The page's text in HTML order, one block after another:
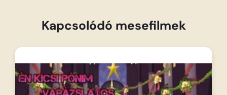
Bloom azonban…
Kapcsolódó mesefilmek